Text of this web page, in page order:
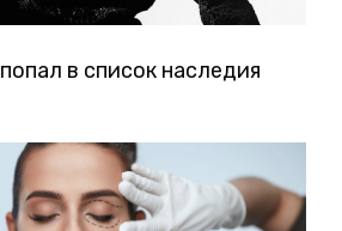
в список наследия